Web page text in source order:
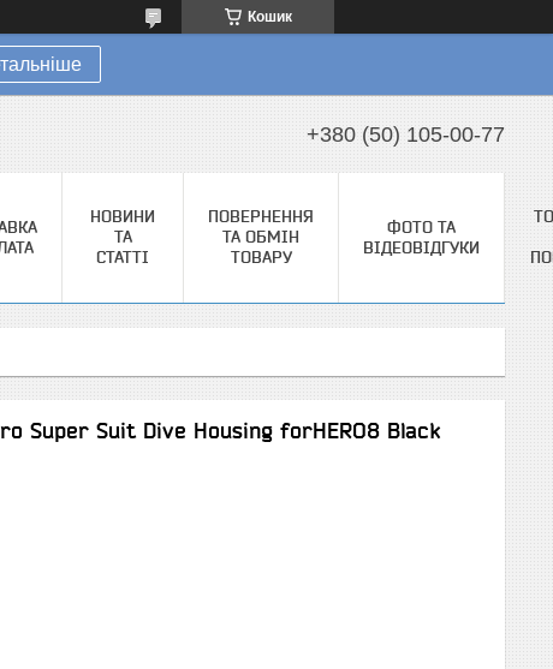
Кошик
+380 (50) 105-00-77
НОВИНИ
ТА
СТАТТІ
ПОВЕРНЕННЯ
ТА ОБМІН
ТОВАРУ
ФОТО ТА
ВІДЕОВІДГУКИ
Super Suit Dive Housing forHERO8 Black